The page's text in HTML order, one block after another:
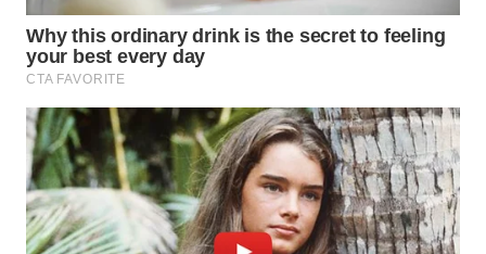
WN
TANJUNG
LESUNG
WN
KARO
WN
SIMALUNGUN